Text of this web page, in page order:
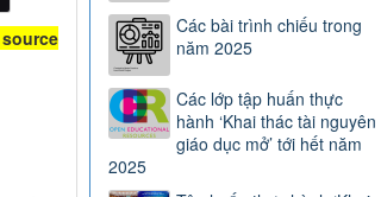
Các bài trình chiếu trong
năm 2025
Các lớp tập huấn thực
hành ‘Khai thác tài nguyên
giáo dục mở’ tới hết năm
2025